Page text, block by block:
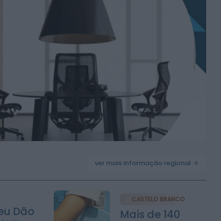
ver mais informação regional
Dão
CASTELO BRANCO
Mais de 140